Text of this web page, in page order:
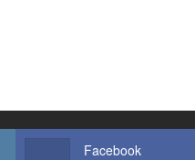
Facebook